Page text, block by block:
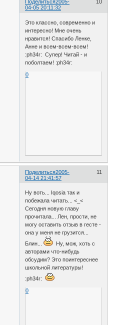
Поделиться 10
2005-
04-05 20:11:32
Это классно, современно и
интересно! Мне очень
нравится! Спасибо Ленке,
Анне и всем-всем-всем!
:ph34r: Супер! Читай - и
поболтаем! :ph34r:
0
Поделиться 11
2005-
04-14 21:41:57
Ну воть... Iqosia так и
побежала читать... <_<
Сегодня новую главу
прочитала... Лен, прости, не
могу оставить отзыв в гесте -
она у меня не грузится...
Блин...
Ну, мож, хоть с
авторами что-нибудь
обсудим? Это поинтереснее
школьной литературы!
:ph34r:
0